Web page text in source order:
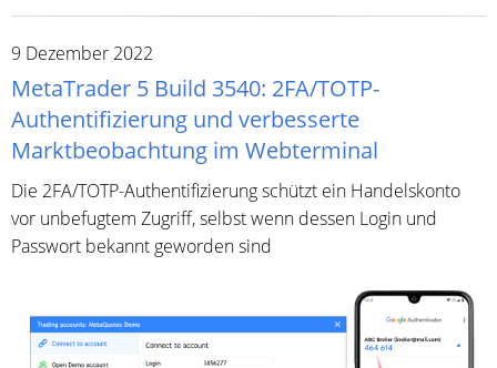
9 Dezember 2022
MetaTrader 5 Build 3540: 2FA/TOTP-
Authentifizierung und verbesserte
Marktbeobachtung im Webterminal
Die 2FA/TOTP-Authentifizierung schützt ein Handelskonto
vor unbefugtem Zugriff, selbst wenn dessen Login und
Passwort bekannt geworden sind